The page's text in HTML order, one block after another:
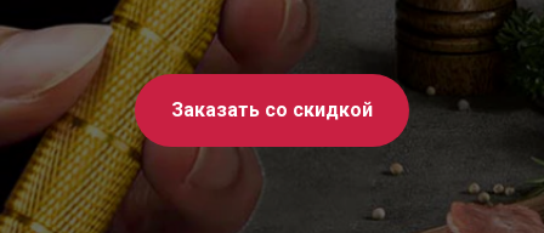
Заказать со скидкой